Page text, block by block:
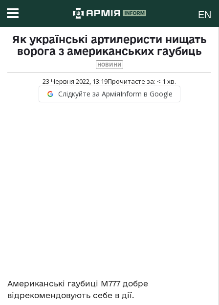
EN
Як українські артилеристи нищать
ворога з американських гаубиць
НОВИНИ
23 Червня 2022, 13:19Прочитаєте за: < 1 хв.
Слідкуйте за АрміяInform в Google
Американські гаубиці М777 добре
відрекомендовують себе в дії.